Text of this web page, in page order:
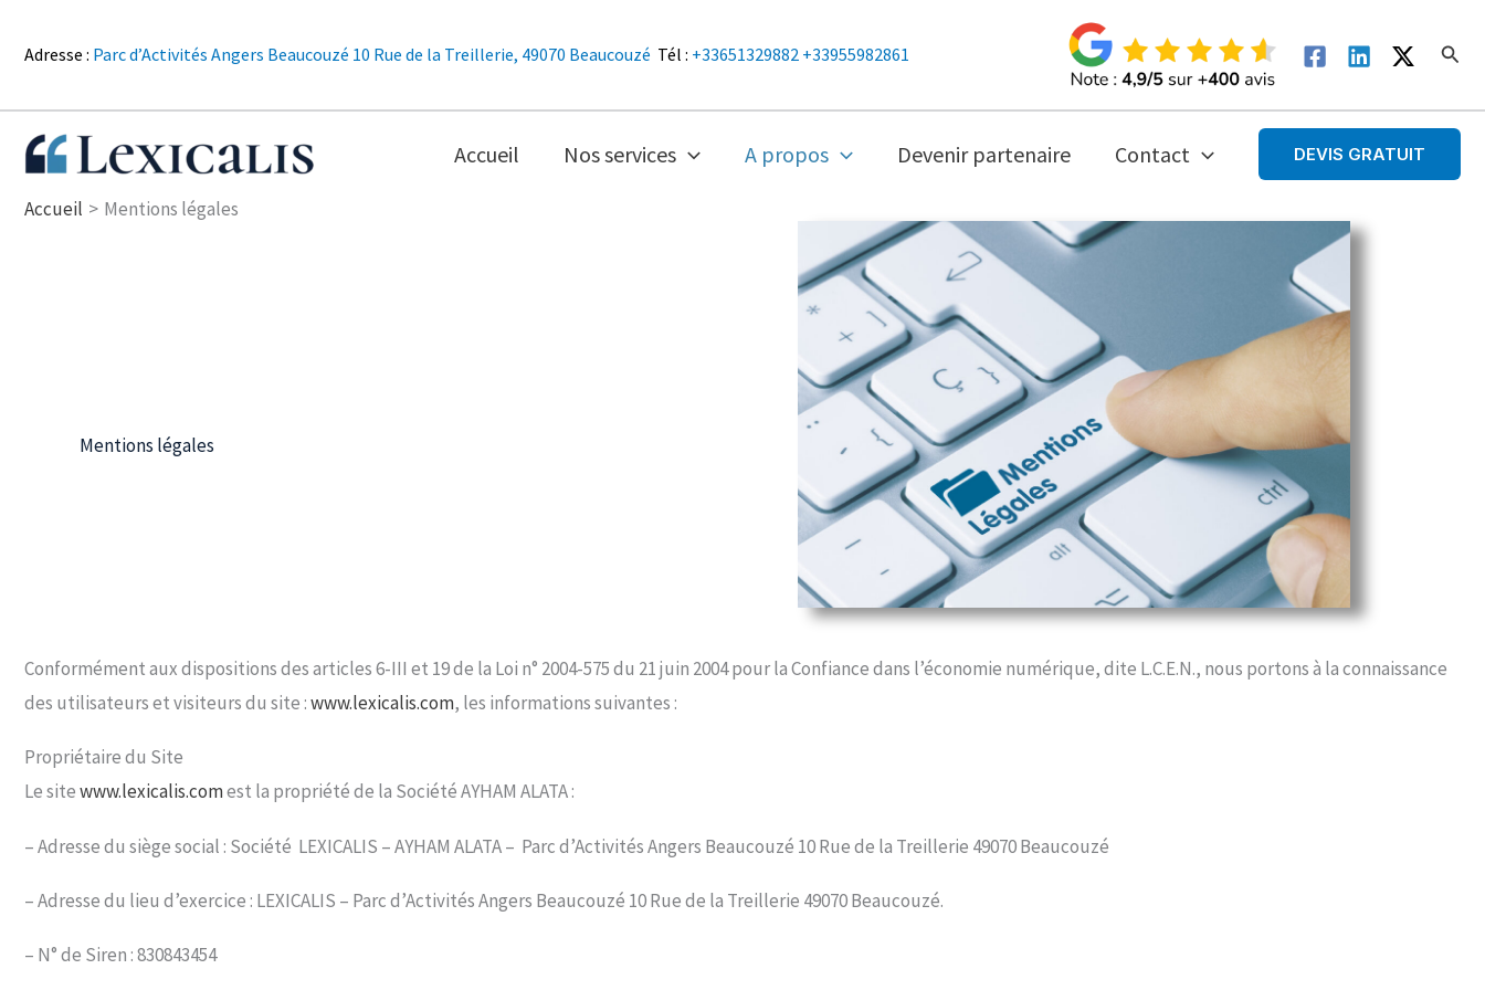
Adresse : Parc d’Activités Angers Beaucouzé 10 Rue de la Treillerie, 49070 Beaucouzé Tél : +33651329882 +33955982861
Accueil Nos services A propos Devenir partenaire Contact DEVIS GRATUIT
Accueil Mentions légales
Mentions légales
Conformément aux dispositions des articles 6-III et 19 de la Loi n° 2004-575 du 21 juin 2004 pour la Confiance dans l’économie numérique, dite L.C.E.N., nous portons à la connaissance
des utilisateurs et visiteurs du site :www.lexicalis.com, les informations suivantes :
Propriétaire du Site
Le sitewww.lexicalis.comest la propriété de la Société AYHAM ALATA :
– Adresse du siège social : Société LEXICALIS – AYHAM ALATA – Parc d’Activités Angers Beaucouzé 10 Rue de la Treillerie 49070 Beaucouzé
– Adresse du lieu d’exercice : LEXICALIS – Parc d’Activités Angers Beaucouzé 10 Rue de la Treillerie 49070 Beaucouzé.
– N° de Siren : 830843454